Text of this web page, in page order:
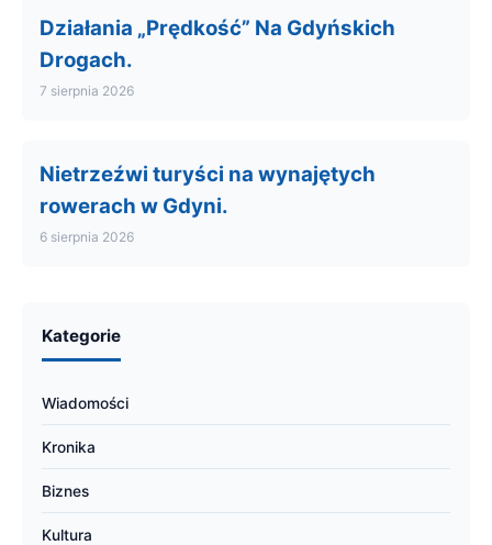
Działania „Prędkość” Na Gdyńskich
Drogach.
7 sierpnia 2026
Nietrzeźwi turyści na wynajętych
rowerach w Gdyni.
6 sierpnia 2026
Kategorie
Wiadomości
Kronika
Biznes
Kultura